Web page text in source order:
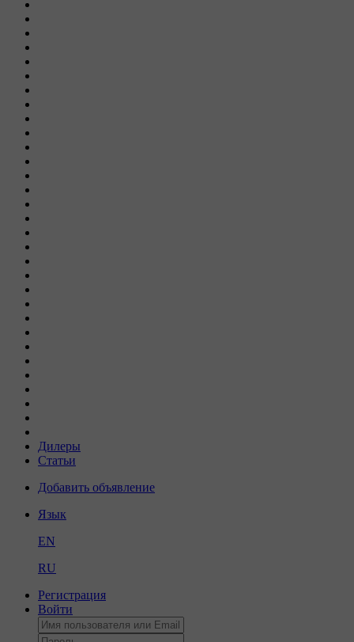
Дилеры
Статьи
Добавить объявление
Язык
EN
RU
Регистрация
Войти